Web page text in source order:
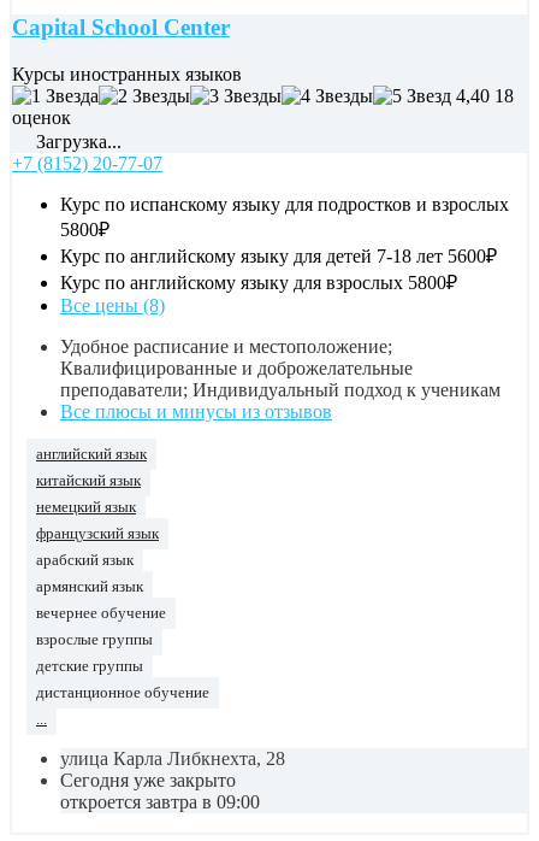
Capital School Center
Курсы иностранных языков
4,40 18
оценок
Загрузка...
+7 (8152) 20-77-07
Курс по испанскому языку для подростков и взрослых
5800₽
Курс по английскому языку для детей 7-18 лет 5600₽
Курс по английскому языку для взрослых 5800₽
Все цены (8)
Удобное расписание и местоположение;
Квалифицированные и доброжелательные
преподаватели; Индивидуальный подход к ученикам
Все плюсы и минусы из отзывов
английский язык
китайский язык
немецкий язык
французский язык
арабский язык
армянский язык
вечернее обучение
взрослые группы
детские группы
дистанционное обучение
...
улица Карла Либкнехта, 28
Сегодня уже закрыто
откроется завтра в 09:00